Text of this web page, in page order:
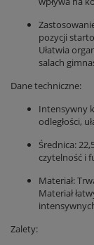
pozycji
Ułatwia
salach
Dane techniczne:
Intensywny
odległości,
Średnica:
czytelność i
Materiał:
Materiał
Zalety: